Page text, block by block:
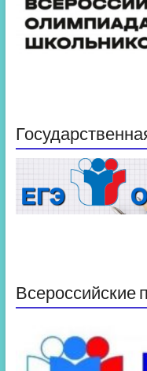
Всероссийские